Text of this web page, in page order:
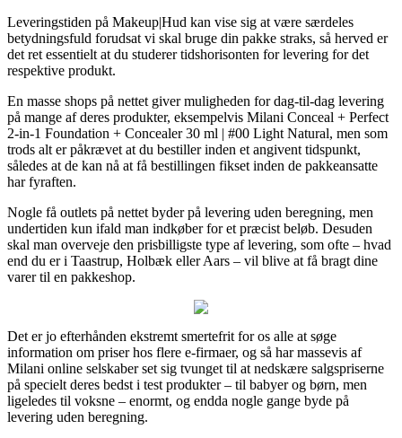
Leveringstiden på Makeup|Hud kan vise sig at være særdeles
betydningsfuld forudsat vi skal bruge din pakke straks, så herved er
det ret essentielt at du studerer tidshorisonten for levering for det
respektive produkt.
En masse shops på nettet giver muligheden for dag-til-dag levering
på mange af deres produkter, eksempelvis Milani Conceal + Perfect
2-in-1 Foundation + Concealer 30 ml | #00 Light Natural, men som
trods alt er påkrævet at du bestiller inden et angivent tidspunkt,
således at de kan nå at få bestillingen fikset inden de pakkeansatte
har fyraften.
Nogle få outlets på nettet byder på levering uden beregning, men
undertiden kun ifald man indkøber for et præcist beløb. Desuden
skal man overveje den prisbilligste type af levering, som ofte – hvad
end du er i Taastrup, Holbæk eller Aars – vil blive at få bragt dine
varer til en pakkeshop.
Det er jo efterhånden ekstremt smertefrit for os alle at søge
information om priser hos flere e-firmaer, og så har massevis af
Milani online selskaber set sig tvunget til at nedskære salgspriserne
på specielt deres bedst i test produkter – til babyer og børn, men
ligeledes til voksne – enormt, og endda nogle gange byde på
levering uden beregning.